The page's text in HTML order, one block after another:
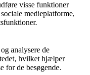
visse funktioner
medieplatforme,
analysere de
hvilket hjælper
for de besøgende.